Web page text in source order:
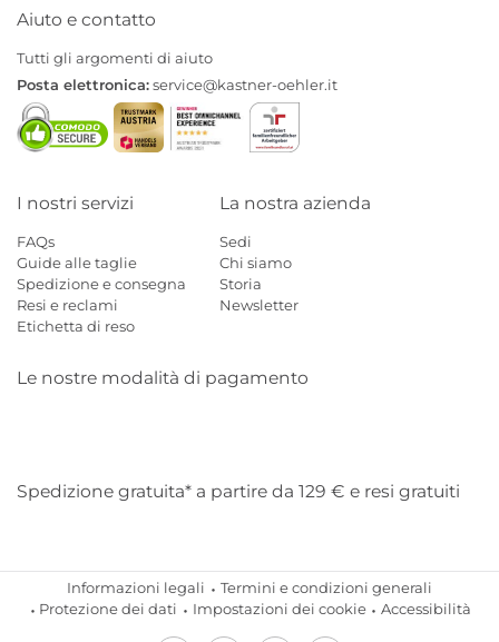
Aiuto e contatto
Tutti gli argomenti di aiuto
Posta elettronica:service@kastner-oehler.it
I nostri servizi
FAQs
Guide alle taglie
Spedizione e consegna
Resi e reclami
Etichetta di reso
La nostra azienda
Sedi
Chi siamo
Storia
Newsletter
Le nostre modalità di pagamento
Spedizione gratuita* a partire da 129 € e resi gratuiti
Informazioni legali
Termini e condizioni generali
Protezione dei dati
Impostazioni dei cookie Accessibilità